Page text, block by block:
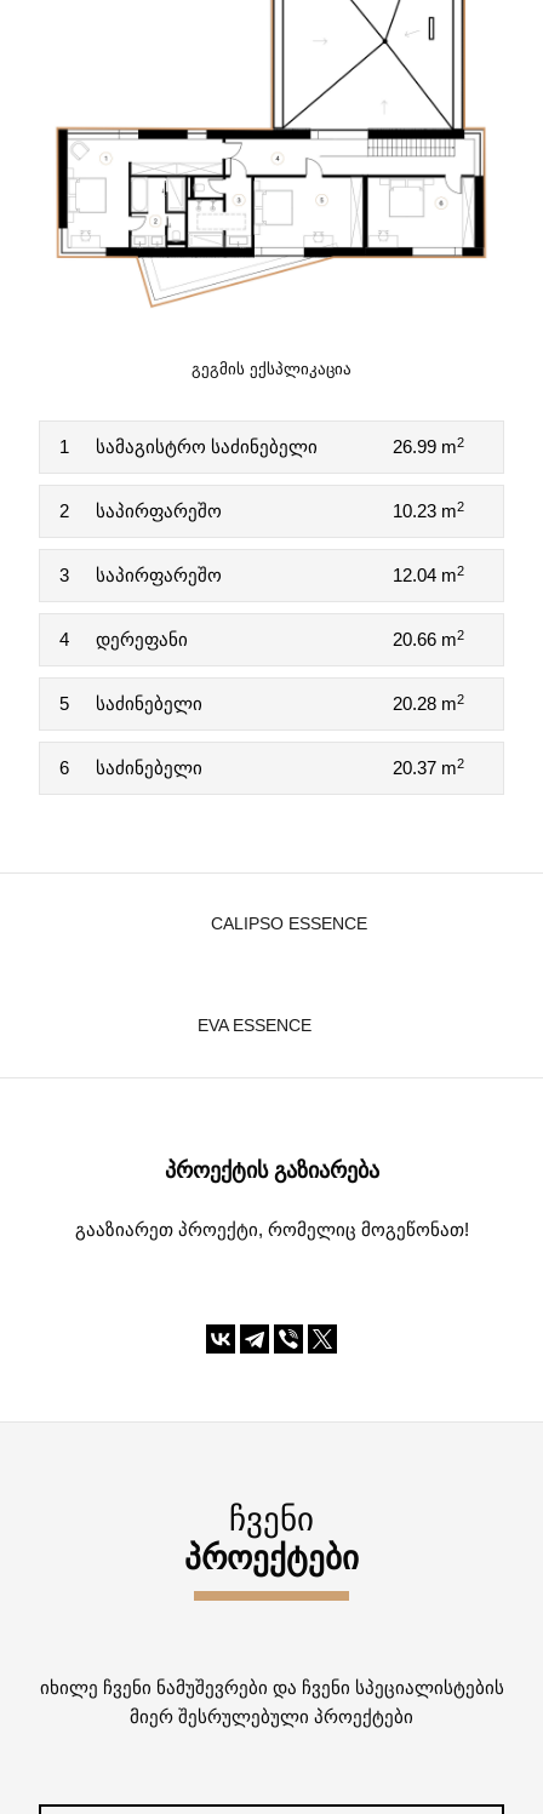
ᲒᲔᲒᲛᲘᲡ ᲔᲥᲡᲞᲚᲘᲙᲐᲪᲘᲐ
1 სამაგისტრო საძინებელი 26.99 m2
2 საპირფარეშო 10.23 m2
3 საპირფარეშო 12.04 m2
4 დერეფანი 20.66 m2
5 საძინებელი 20.28 m2
6 საძინებელი 20.37 m2
CALIPSO ESSENCE
EVA ESSENCE
ᲞᲠᲝᲔᲥᲢᲘᲡ ᲒᲐᲖᲘᲐᲠᲔᲑᲐ
გააზიარეთ პროექტი, რომელიც მოგეწონათ!
ᲩᲕᲔᲜᲘ
ᲞᲠᲝᲔᲥᲢᲔᲑᲘ
იხილე ჩვენი ნამუშევრები და ჩვენი სპეციალისტების
მიერ შესრულებული პროექტები